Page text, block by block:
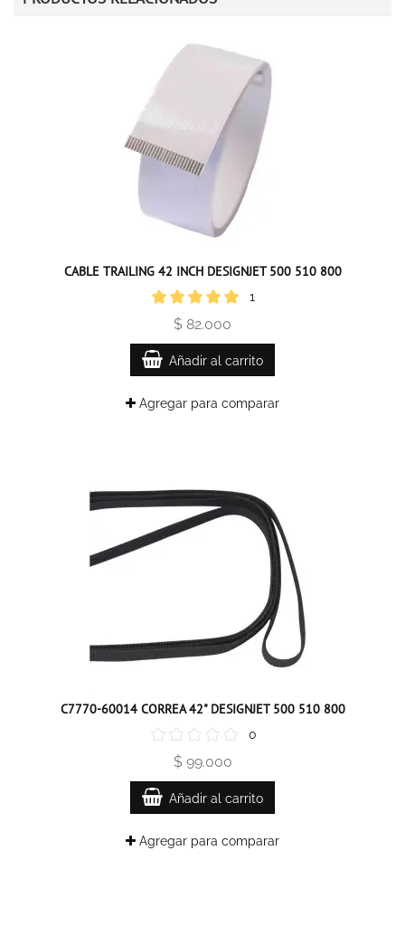
CABLE TRAILING 42 INCH DESIGNJET 500 510 800
1
$ 82.000
Añadir al carrito
Agregar para comparar
C7770-60014 CORREA 42" DESIGNJET 500 510 800
0
$ 99.000
Añadir al carrito
Agregar para comparar